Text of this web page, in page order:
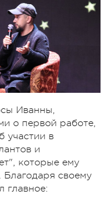
Иванны,
о первой работе,
участии в
и
которые ему
своему
главное: